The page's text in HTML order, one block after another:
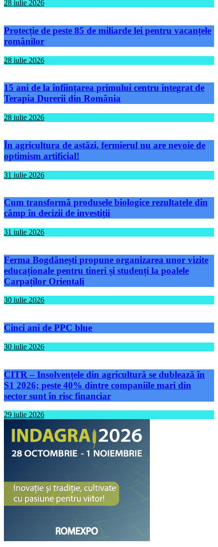
28 iulie 2026
Protecție de peste 85 de miliarde lei pentru vacanțele
românilor
28 iulie 2026
15 ani de la înființarea primului centru integrat de
Terapia Durerii din România
28 iulie 2026
În agricultura de astăzi, fermierul nu are nevoie de
optimism artificial!
31 iulie 2026
Cum transformă produsele biologice rezultatele din
câmp în decizii de investiții
31 iulie 2026
Ferma Bogdănești propune organizarea unor vizite
educaționale pentru tineri și studenți la poalele
Carpaților Orientali
30 iulie 2026
Cinci ani de PPC blue
30 iulie 2026
CITR – Insolvențele din agricultură se dublează în
S1 2026; peste 40% dintre companiile mari din
sector sunt în risc financiar
29 iulie 2026